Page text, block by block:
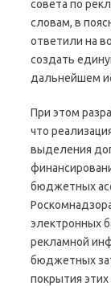
совета по
словам, в
ответили на
создать
дальнейшем
При этом
что
выделения
бюджетных
электронных
рекламной
бюджетных
покрытия